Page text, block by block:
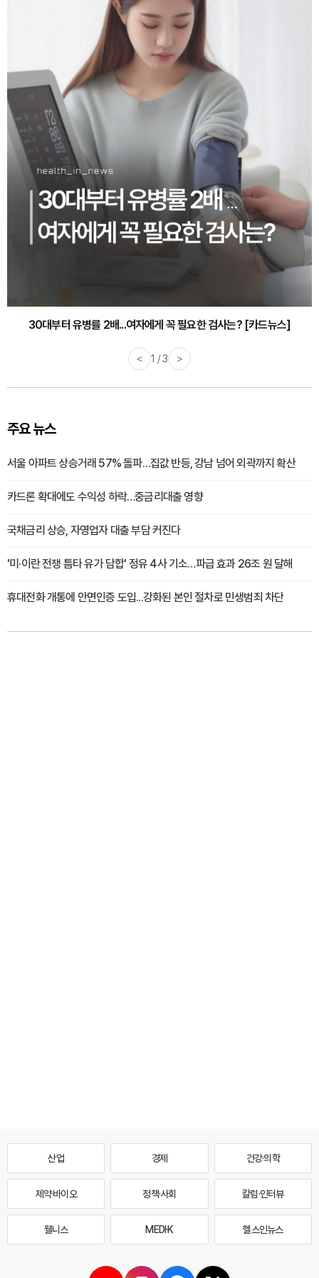
30대부터 유병률 2배...여자에게 꼭 필요한 검사는? [카드뉴스]
< 2 / 3 >
주요 뉴스
서울 아파트 상승거래 57% 돌파…집값 반등, 강남 넘어 외곽까지 확산
카드론 확대에도 수익성 하락…중금리대출 영향
국채금리 상승, 자영업자 대출 부담 커진다
'미·이란 전쟁 틈타 유가 담합' 정유 4사 기소…파급 효과 26조 원 달해
휴대전화 개통에 안면인증 도입...강화된 본인 절차로 민생범죄 차단
산업 경제 건강·의학
제약·바이오 정책·사회 칼럼·인터뷰
웰니스 MEDI·K 헬스인뉴스